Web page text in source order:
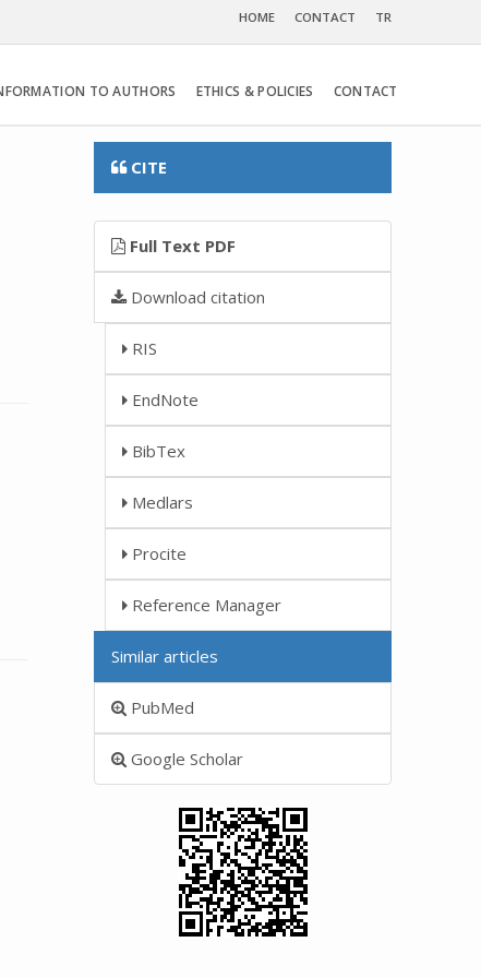
HOME CONTACT TR
TO AUTHORS ETHICS & POLICIES CONTACT
CITE
Full Text PDF
Download citation
RIS
EndNote
BibTex
Medlars
Procite
Reference Manager
Similar articles
PubMed
Google Scholar